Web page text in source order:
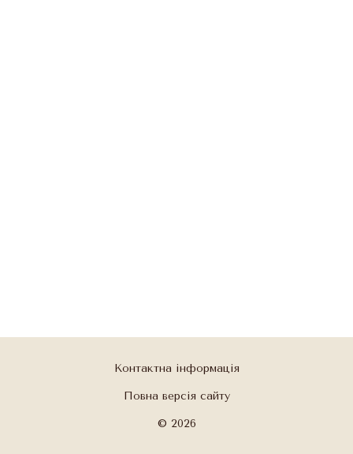
Контактна інформація
Повна версія сайту
© 2026